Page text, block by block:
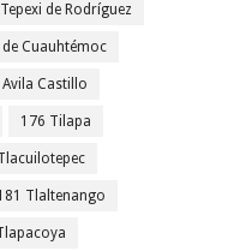
de Rodríguez
Cuauhtémoc
Avila Castillo
176 Tilapa
Tlaltenango